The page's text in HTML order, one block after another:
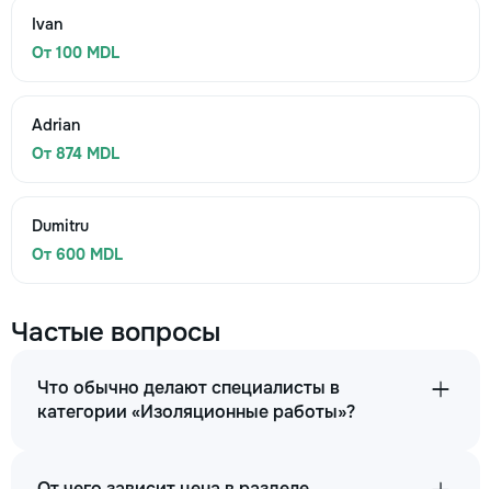
Ivan
От 100 MDL
Adrian
От 874 MDL
Dumitru
От 600 MDL
Частые вопросы
Что обычно делают специалисты в
категории «Изоляционные работы»?